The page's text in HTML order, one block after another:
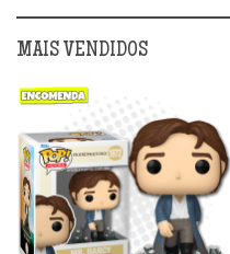
MAIS VENDIDOS